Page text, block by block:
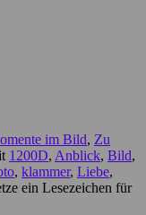
im Bild, Zu
1200D, Anblick, Bild,
, klammer, Liebe,
ein Lesezeichen für